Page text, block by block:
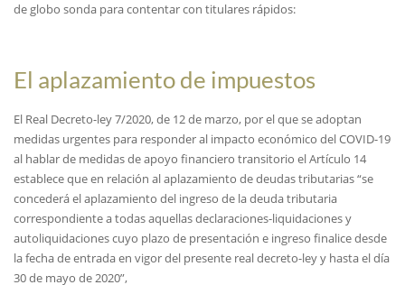
de globo sonda para contentar con titulares rápidos:
El aplazamiento de impuestos
El Real Decreto-ley 7/2020, de 12 de marzo, por el que se adoptan
medidas urgentes para responder al impacto económico del COVID-19
al hablar de medidas de apoyo financiero transitorio el Artículo 14
establece que en relación al aplazamiento de deudas tributarias “se
concederá el aplazamiento del ingreso de la deuda tributaria
correspondiente a todas aquellas declaraciones-liquidaciones y
autoliquidaciones cuyo plazo de presentación e ingreso finalice desde
la fecha de entrada en vigor del presente real decreto-ley y hasta el día
30 de mayo de 2020”,